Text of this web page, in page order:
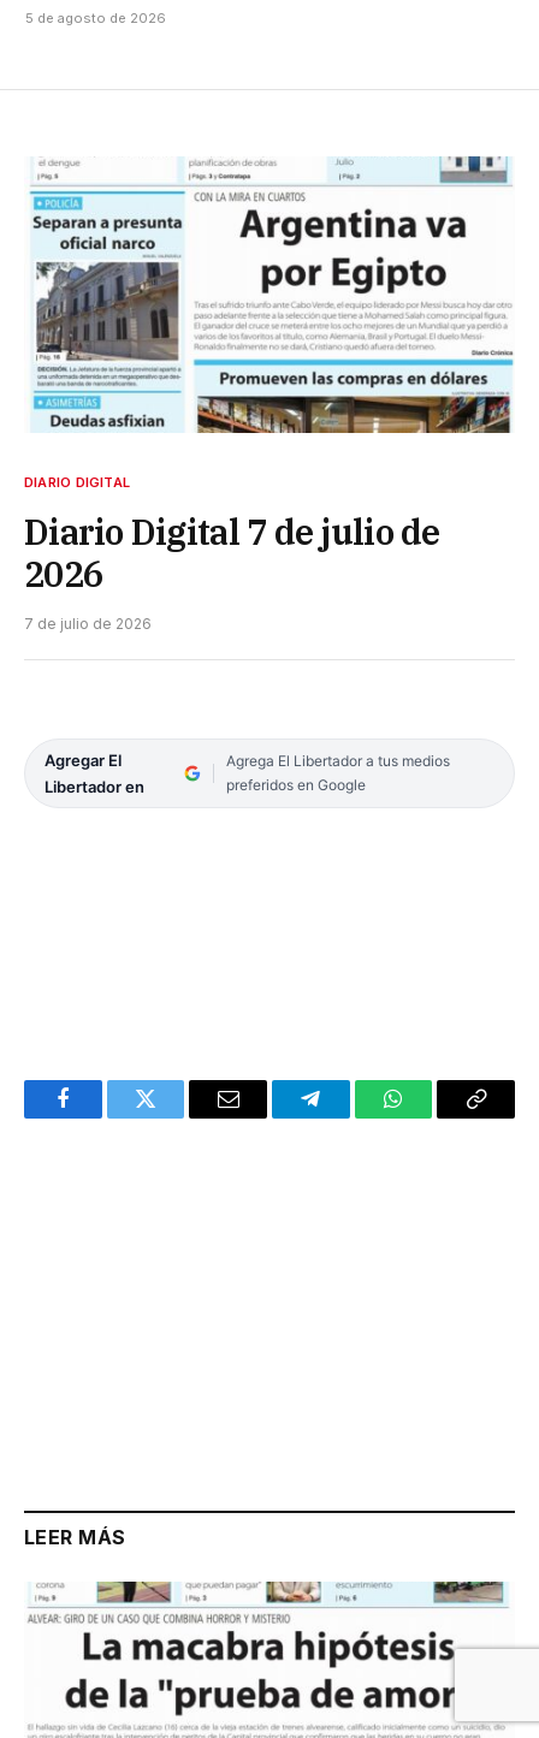
5 de agosto de 2026
DIARIO DIGITAL
Diario Digital 7 de julio de
2026
7 de julio de 2026
Agregar El
Libertador en
Agrega El Libertador a tus medios
preferidos en Google
FacebookTwitter Email TelegramWhatsAppCopy
LEER MÁS